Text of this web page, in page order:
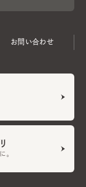
お問い合わせ
。